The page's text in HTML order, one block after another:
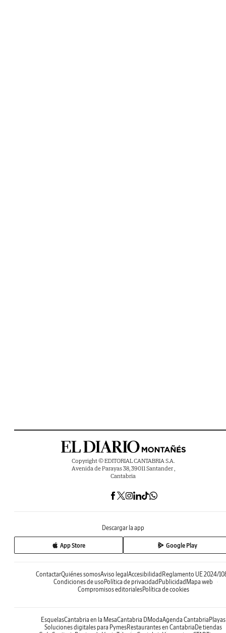
Copyright © EDITORIAL CANTABRIA S.A.
Avenida de Parayas 38, 39011 Santander ,
Cantabria
Descargar la app
App Store Google Play
ContactarQuiénes somosAviso legal Accesibilidad Reglamento UE 2024/
Condiciones de uso Política de privacidad Publicidad Mapa web
Compromisos editorialesPolítica de cookies
EsquelasCantabria en la MesaCantabria DModaAgenda Cantabria Playas
Soluciones digitales para PymesRestaurantes en Cantabria De tiendas